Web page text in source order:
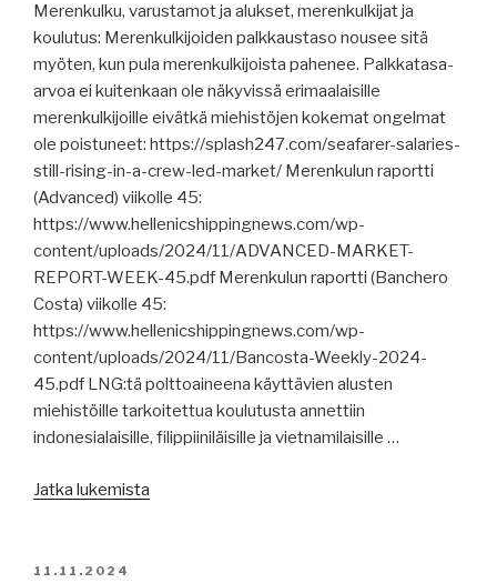
allekirjoitettu,
Länsiterminaali
1
puretaan,
MacGregor
myytiin,
kiinalaistelakat
rulettaa,
merenkulku
vaatii
ympäristötoimia,
Ahti
Pool,
EU
harmaan
laivaston
vastatoimiin,
Pablo
Merenkulku, varustamot ja alukset, merenkulkijat ja
koulutus: Merenkulkijoiden palkkaustaso nousee sitä
myöten, kun pula merenkulkijoista pahenee. Palkkatasa-
arvoa ei kuitenkaan ole näkyvissä erimaalaisille
merenkulkijoille eivätkä miehistöjen kokemat ongelmat
ole poistuneet: https://splash247.com/seafarer-salaries-
still-rising-in-a-crew-led-market/ Merenkulun raportti
(Advanced) viikolle 45:
https://www.hellenicshippingnews.com/wp-
content/uploads/2024/11/ADVANCED-MARKET-
REPORT-WEEK-45.pdf Merenkulun raportti (Banchero
Costa) viikolle 45:
https://www.hellenicshippingnews.com/wp-
content/uploads/2024/11/Bancosta-Weekly-2024-
45.pdf LNG:tä polttoaineena käyttävien alusten
miehistöille tarkoitettua koulutusta annettiin
indonesialaisille, filippiiniläisille ja vietnamilaisille …
Jatka lukemista
JULKAISTU
11.11.2024